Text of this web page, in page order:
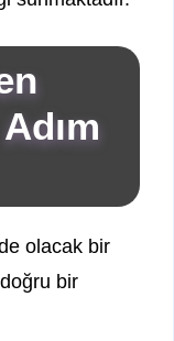
olacak bir
bir